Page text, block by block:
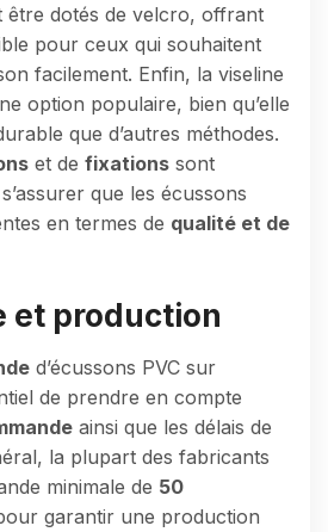
être dotés de velcro, offrant
pour ceux qui souhaitent
facilement. Enfin, la viseline
option populaire, bien qu’elle
que d’autres méthodes.
et de fixations sont
que les écussons
en termes de qualité et de
et production
d’écussons PVC sur
de prendre en compte
ainsi que les délais de
la plupart des fabricants
minimale de 50
garantir une production